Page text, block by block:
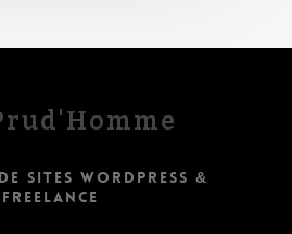
SITES WORDPRESS &